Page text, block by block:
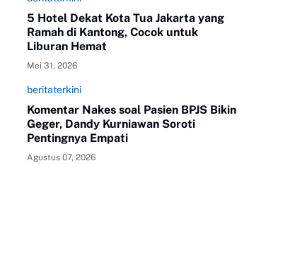
5 Hotel Dekat Kota Tua Jakarta yang
Ramah di Kantong, Cocok untuk
Liburan Hemat
Mei 31, 2026
beritaterkini
Komentar Nakes soal Pasien BPJS Bikin
Geger, Dandy Kurniawan Soroti
Pentingnya Empati
Agustus 07, 2026